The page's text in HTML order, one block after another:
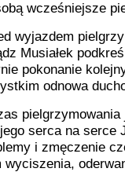
wcześniejsze
wyjazdem
Musiałek
pokonanie
odnowa
serca na serce
i zmęczenie
wyciszenia,